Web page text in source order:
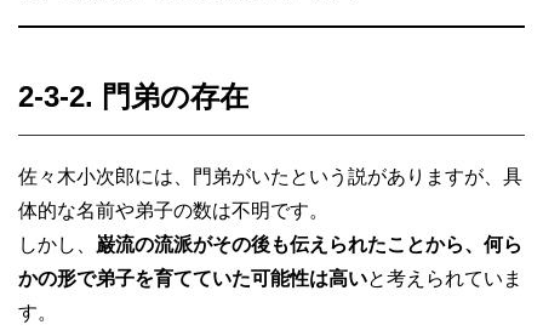
2-3-2. 門弟の存在
佐々木小次郎には、門弟がいたという説がありますが、具
体的な名前や弟子の数は不明です。
しかし、
巌流の流派がその後も伝えられたことから、何ら
かの形で弟子を育てていた可能性は高いと考えられていま
す。